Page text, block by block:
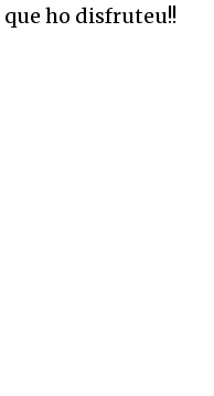
ho disfruteu!!